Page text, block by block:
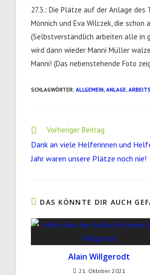
27.3.: Die Plätze auf der Anlage des
Mönnich und Eva Wilczek, die
(Selbstverständlich arbeiten alle in
wird dann wieder Manni Müller
Manni! (Das nebenstehende Foto
SCHLAGWÖRTER: ALLGEMEIN, ANLAGE,
Weitere
ansehen
Vorheriger Beitrag
Dank an viele Helferinnen und
Jahr waren unsere Plätze noch nie!
DAS KÖNNTE DIR AUCH
Alain Willgerodt
21. Oktober 2021